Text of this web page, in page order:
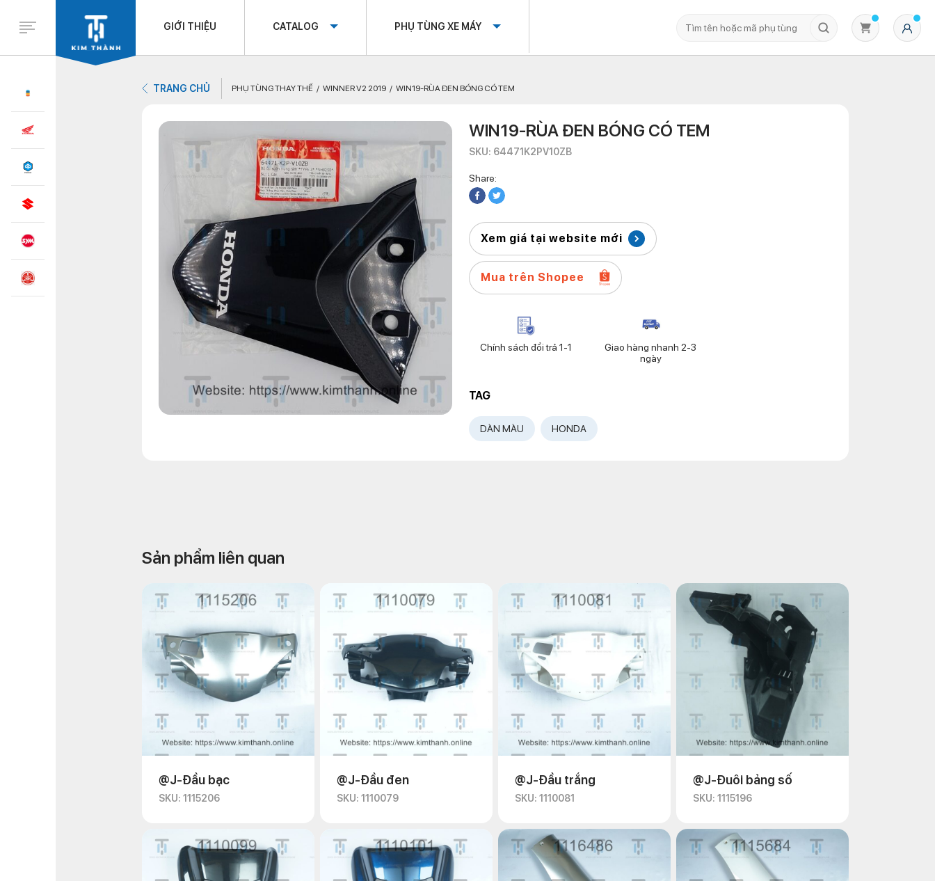
GIỚI THIỆU CATALOG PHỤ TÙNG XE MÁY
TRANG CHỦ PHỤ TÙNG THAY THẾ WINNER V2 2019 WIN19-RÙA ĐEN BÓNG CÓ TEM
WIN19-RÙA ĐEN BÓNG CÓ TEM
SKU: 64471K2PV10ZB
Share:
Xem giá tại website mới
Mua trên Shopee
Chính sách đổi trả 1-1
Giao hàng nhanh 2-3
ngày
TAG
DÀN MÀU HONDA
Sản phẩm liên quan
@J-Đầu bạc
SKU: 1115206
@J-Đầu đen
SKU: 1110079
@J-Đầu trắng
SKU: 1110081
@J-Đuôi bảng số
SKU: 1115196